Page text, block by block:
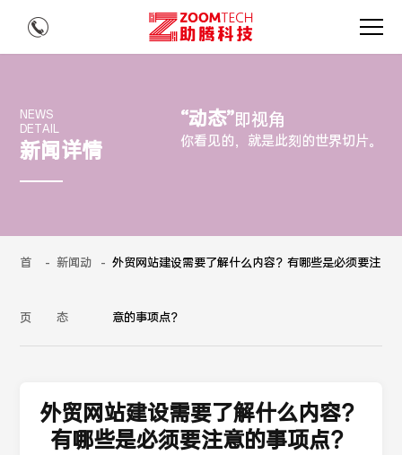
NEWS
DETAIL
新闻详情
“动态”即视角
你看见的，就是此刻的世界切片。
首
页
- 新闻动
态
- 外贸网站建设需要了解什么内容？有哪些是必须要注
意的事项点？
外贸网站建设需要了解什么内容？
有哪些是必须要注意的事项点？